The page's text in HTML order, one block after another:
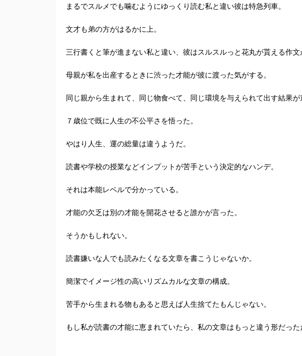
まるでスルメでも噛むようにゆっくり読む私と違い彼は特急列車。
文才も弟の方がはるかに上。
三行書くと筆が進まない私と違い、彼はスルスルっと花丸が貰える作文
母親が私を出産するときに渋った才能が彼に渡った気がする。
同じ親から生まれて、同じ物食べて、同じ環境を与えられて出す結果が
７歳位で既に人生の不公平さを悟った。
やはり人生、運の総量は違うようだ。
読書や学校の授業などインプットが苦手という決定的なハンデ。
それは本能レベルで分かっている。
才能の欠乏は別の才能を開花させると誰かが言った。
そうかもしれない。
読書嫌いな人でも読みたくなる文章を書こうじゃないか。
簡潔でイメージ性の高いリズムカルな文章の構成。
苦手から生まれる物もあると思えば人生捨てたもんじゃない。
もし私が読書の才能に恵まれていたら、私の文章はもっと違う形だった